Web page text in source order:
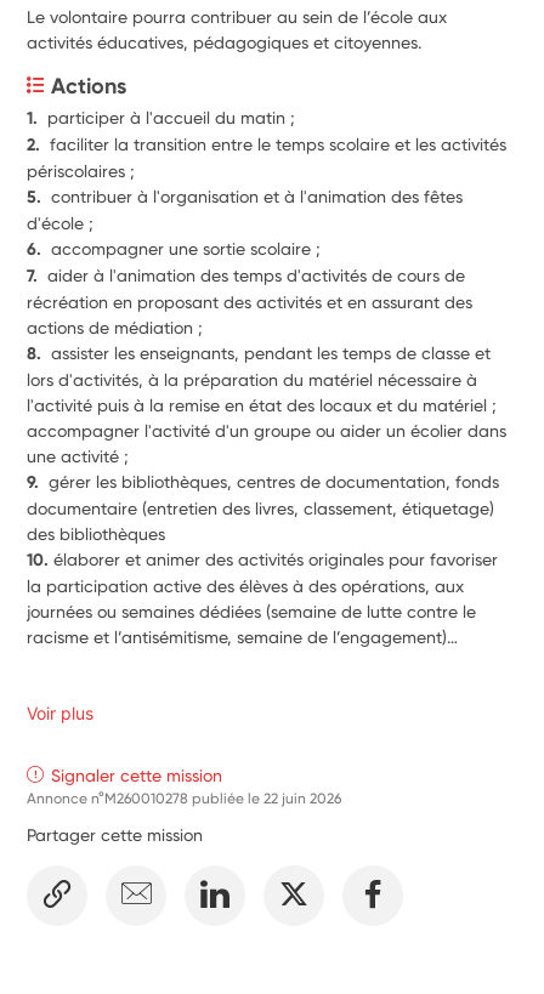
Le volontaire pourra contribuer au sein de l’école aux
activités éducatives, pédagogiques et citoyennes.
Actions
1. participer à l'accueil du matin ;
2. faciliter la transition entre le temps scolaire et les activités
périscolaires ;
5. contribuer à l'organisation et à l'animation des fêtes
6. accompagner une sortie scolaire ;
7. aider à l'animation des temps d'activités de cours de
récréation en proposant des activités et en assurant des
actions de médiation ;
8. assister les enseignants, pendant les temps de classe et
lors d'activités, à la préparation du matériel nécessaire à
l'activité puis à la remise en état des locaux et du matériel ;
accompagner l'activité d'un groupe ou aider un écolier dans
une activité ;
9. gérer les bibliothèques, centres de documentation, fonds
documentaire (entretien des livres, classement, étiquetage)
10. élaborer et animer des activités originales pour favoriser
la participation active des élèves à des opérations, aux
journées ou semaines dédiées (semaine de lutte contre le
Voir plus
Signaler cette mission
Annonce n°M260010278 publiée le22 juin 2026
Partager cette mission